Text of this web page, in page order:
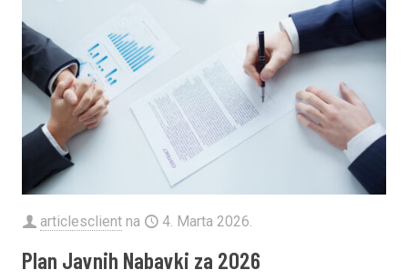
articlesclient na 4. Marta 2026.
Plan Javnih Nabavki za 2026